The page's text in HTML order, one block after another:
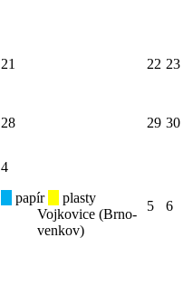
21 22 23
28 29 30
4
papír
plasty
Vojkovice (Brno-
venkov)
5 6